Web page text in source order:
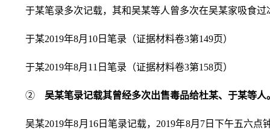
于某笔录多次记载，其和吴某等人曾多次在吴某家吸食过
于某2019年8月10日笔录（证据材料卷3第149页）
于某2019年8月11日笔录（证据材料卷3第158页）
② 吴某笔录记载其曾经多次出售毒品给杜某、于某等人
吴某2019年8月16日笔录记载，2019年8月7日下午五六